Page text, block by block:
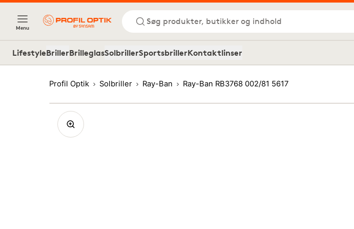
Menu
Søg produkter, butikker og indhold
LifestyleBrillerBrilleglasSolbrillerSportsbrillerKontaktlinser
Profil Optik Solbriller Ray-Ban Ray-Ban RB3768 002/81 5617